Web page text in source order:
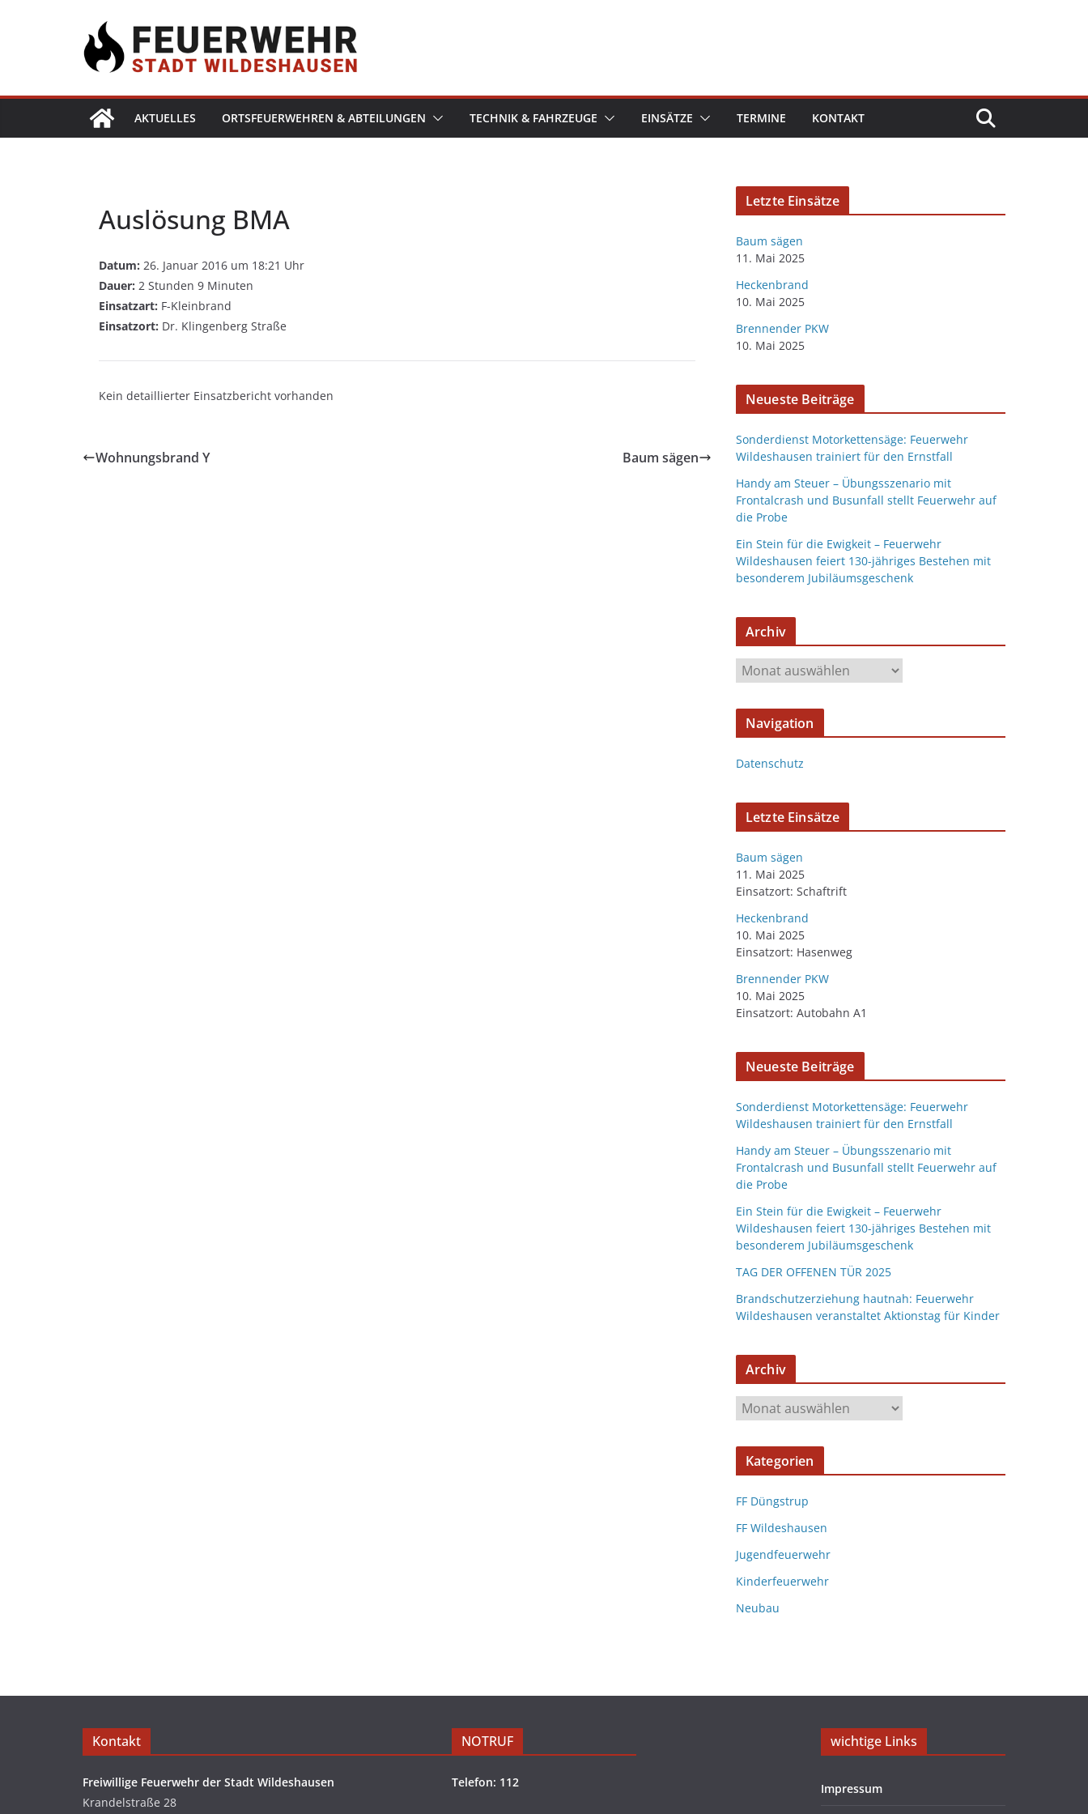
AKTUELLES ORTSFEUERWEHREN & ABTEILUNGEN TECHNIK & FAHRZEUGE EINSÄTZE TERMINE KONTAKT
Auslösung BMA
Datum: 26. Januar 2016 um 18:21 Uhr
Dauer: 2 Stunden 9 Minuten
Einsatzart: F-Kleinbrand
Einsatzort: Dr. Klingenberg Straße
Kein detaillierter Einsatzbericht vorhanden
Wohnungsbrand Y Baum sägen
Letzte Einsätze
Baum sägen
11. Mai 2025
Heckenbrand
10. Mai 2025
Brennender PKW
10. Mai 2025
Neueste Beiträge
Sonderdienst Motorkettensäge: Feuerwehr
Wildeshausen trainiert für den Ernstfall
Handy am Steuer – Übungsszenario mit
Frontalcrash und Busunfall stellt Feuerwehr auf
die Probe
Ein Stein für die Ewigkeit – Feuerwehr
Wildeshausen feiert 130-jähriges Bestehen mit
besonderem Jubiläumsgeschenk
Archiv
Navigation
Datenschutz
Letzte Einsätze
Baum sägen
11. Mai 2025
Einsatzort: Schaftrift
Heckenbrand
10. Mai 2025
Einsatzort: Hasenweg
Brennender PKW
10. Mai 2025
Einsatzort: Autobahn A1
Neueste Beiträge
Sonderdienst Motorkettensäge: Feuerwehr
Wildeshausen trainiert für den Ernstfall
Handy am Steuer – Übungsszenario mit
Frontalcrash und Busunfall stellt Feuerwehr auf
die Probe
Ein Stein für die Ewigkeit – Feuerwehr
Wildeshausen feiert 130-jähriges Bestehen mit
besonderem Jubiläumsgeschenk
TAG DER OFFENEN TÜR 2025
Brandschutzerziehung hautnah: Feuerwehr
Wildeshausen veranstaltet Aktionstag für Kinder
Archiv
Kategorien
FF Düngstrup
FF Wildeshausen
Jugendfeuerwehr
Kinderfeuerwehr
Neubau
Kontakt
Freiwillige Feuerwehr der Stadt Wildeshausen
Krandelstraße 28
NOTRUF
Telefon: 112
wichtige Links
Impressum